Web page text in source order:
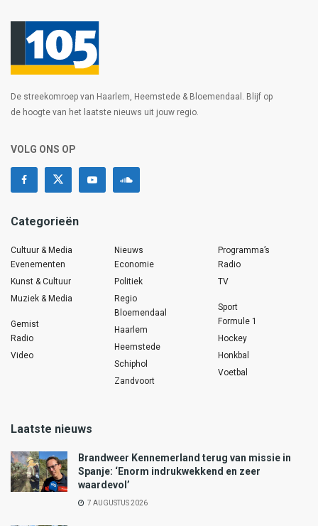
De streekomroep van Haarlem, Heemstede & Bloemendaal. Blijf op
de hoogte van het laatste nieuws uit jouw regio.
VOLG ONS OP
Categorieën
Cultuur & Media
Evenementen
Kunst & Cultuur
Muziek & Media
Gemist
Radio
Video
Nieuws
Economie
Politiek
Regio
Bloemendaal
Haarlem
Heemstede
Schiphol
Zandvoort
Programma’s
Radio
TV
Sport
Formule 1
Hockey
Honkbal
Voetbal
Laatste nieuws
Brandweer Kennemerland terug van missie in
Spanje: ‘Enorm indrukwekkend en zeer
waardevol’
7 AUGUSTUS 2026